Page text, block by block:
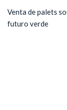
Venta de palets
futuro verde